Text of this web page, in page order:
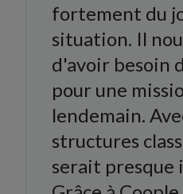
fortement du
situation. Il
d'avoir besoin
pour une
lendemain.
structures
serait presque